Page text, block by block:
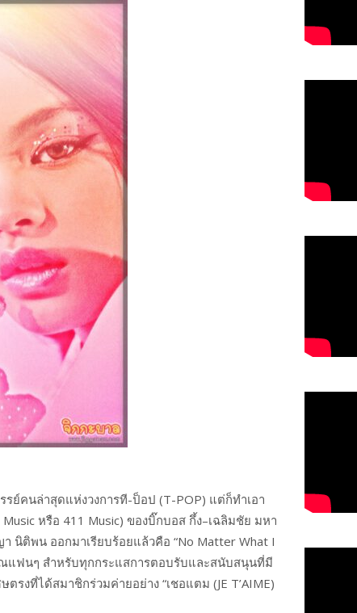
ย์คนล่าสุดแห่งวงการที-ป็อป (T-POP) แต่ก็ทำเอา
หรือ 411 Music) ของบิ๊กบอส กึ้ง–เฉลิมชัย มหา
นิติพน ออกมาเรียบร้อยแล้วคือ “No Matter What I
ณแฟนๆ สำหรับทุกกระแสการตอบรับและสนับสนุนที่มี
งที่ได้สมาชิกร่วมค่ายอย่าง “เชอแตม (JE T’AIME)